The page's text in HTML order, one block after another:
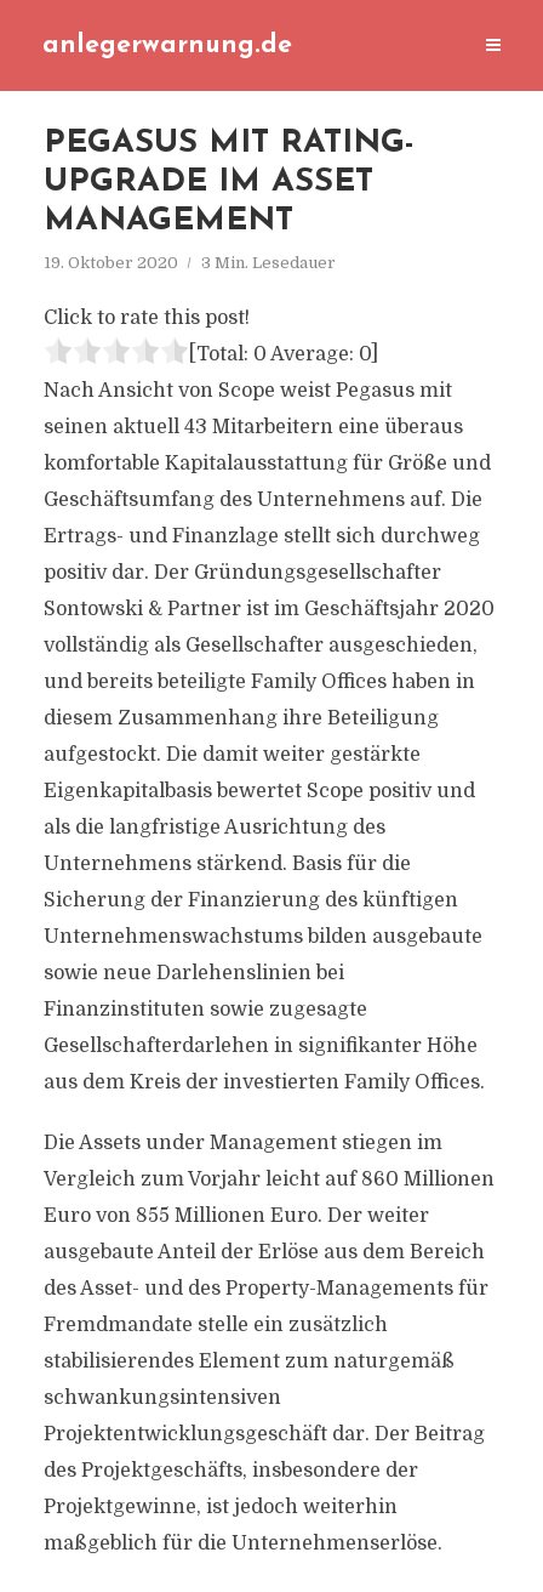
anlegerwarnung.de
PEGASUS MIT RATING-
UPGRADE IM ASSET
MANAGEMENT
19. Oktober 2020 3 Min. Lesedauer
Click to rate this post!
[Total: 0 Average: 0]
Nach Ansicht von Scope weist Pegasus mit
seinen aktuell 43 Mitarbeitern eine überaus
komfortable Kapitalausstattung für Größe und
Geschäftsumfang des Unternehmens auf. Die
Ertrags- und Finanzlage stellt sich durchweg
positiv dar. Der Gründungsgesellschafter
Sontowski & Partner ist im Geschäftsjahr 2020
vollständig als Gesellschafter ausgeschieden,
und bereits beteiligte Family Offices haben in
diesem Zusammenhang ihre Beteiligung
aufgestockt. Die damit weiter gestärkte
Eigenkapitalbasis bewertet Scope positiv und
als die langfristige Ausrichtung des
Unternehmens stärkend. Basis für die
Sicherung der Finanzierung des künftigen
Unternehmenswachstums bilden ausgebaute
sowie neue Darlehenslinien bei
Finanzinstituten sowie zugesagte
Gesellschafterdarlehen in signifikanter Höhe
aus dem Kreis der investierten Family Offices.
Die Assets under Management stiegen im
Vergleich zum Vorjahr leicht auf 860 Millionen
Euro von 855 Millionen Euro. Der weiter
ausgebaute Anteil der Erlöse aus dem Bereich
des Asset- und des Property-Managements für
Fremdmandate stelle ein zusätzlich
stabilisierendes Element zum naturgemäß
schwankungsintensiven
Projektentwicklungsgeschäft dar. Der Beitrag
des Projektgeschäfts, insbesondere der
Projektgewinne, ist jedoch weiterhin
maßgeblich für die Unternehmenserlöse.